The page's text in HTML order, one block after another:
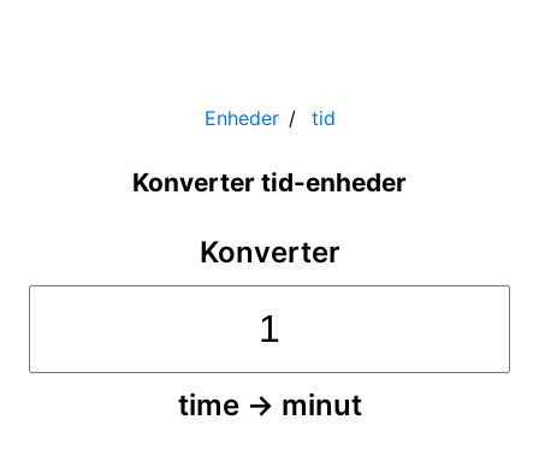
Enheder tid
Konverter tid-enheder
Konverter
time → minut